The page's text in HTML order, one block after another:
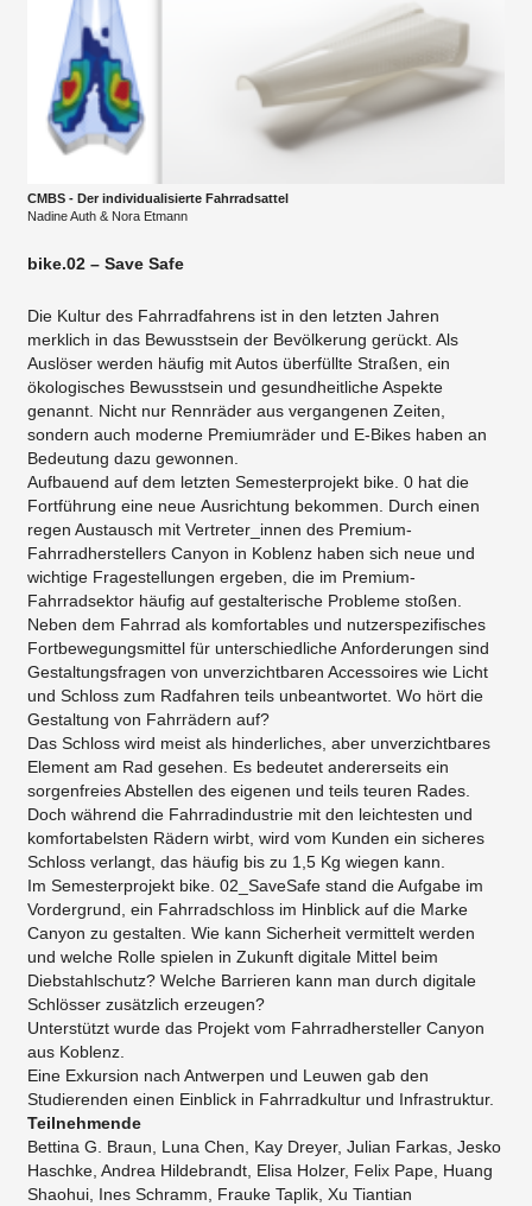
CMBS - Der individualisierte Fahrradsattel
Nadine Auth & Nora Etmann
bike.02 – Save Safe
Die Kultur des Fahrradfahrens ist in den letzten Jahren
merklich in das Bewusstsein der Bevölkerung gerückt. Als
Auslöser werden häufig mit Autos überfüllte Straßen, ein
ökologisches Bewusstsein und gesundheitliche Aspekte
genannt. Nicht nur Rennräder aus vergangenen Zeiten,
sondern auch moderne Premiumräder und E-Bikes haben an
Bedeutung dazu gewonnen.
Aufbauend auf dem letzten Semesterprojekt bike. 0 hat die
Fortführung eine neue Ausrichtung bekommen. Durch einen
regen Austausch mit Vertreter_innen des Premium-
Fahrradherstellers Canyon in Koblenz haben sich neue und
wichtige Fragestellungen ergeben, die im Premium-
Fahrradsektor häufig auf gestalterische Probleme stoßen.
Neben dem Fahrrad als komfortables und nutzerspezifisches
Fortbewegungsmittel für unterschiedliche Anforderungen sind
Gestaltungsfragen von unverzichtbaren Accessoires wie Licht
und Schloss zum Radfahren teils unbeantwortet. Wo hört die
Gestaltung von Fahrrädern auf?
Das Schloss wird meist als hinderliches, aber unverzichtbares
Element am Rad gesehen. Es bedeutet andererseits ein
sorgenfreies Abstellen des eigenen und teils teuren Rades.
Doch während die Fahrradindustrie mit den leichtesten und
komfortabelsten Rädern wirbt, wird vom Kunden ein sicheres
Schloss verlangt, das häufig bis zu 1,5 Kg wiegen kann.
Im Semesterprojekt bike. 02_SaveSafe stand die Aufgabe im
Vordergrund, ein Fahrradschloss im Hinblick auf die Marke
Canyon zu gestalten. Wie kann Sicherheit vermittelt werden
und welche Rolle spielen in Zukunft digitale Mittel beim
Diebstahlschutz? Welche Barrieren kann man durch digitale
Schlösser zusätzlich erzeugen?
Unterstützt wurde das Projekt vom Fahrradhersteller Canyon
aus Koblenz.
Eine Exkursion nach Antwerpen und Leuwen gab den
Studierenden einen Einblick in Fahrradkultur und Infrastruktur.
Teilnehmende
Bettina G. Braun, Luna Chen, Kay Dreyer, Julian Farkas, Jesko
Haschke, Andrea Hildebrandt, Elisa Holzer, Felix Pape, Huang
Shaohui, Ines Schramm, Frauke Taplik, Xu Tiantian